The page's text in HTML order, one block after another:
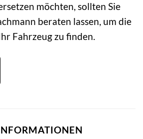
möchten, sollten Sie
beraten lassen, um die
Fahrzeug zu finden.